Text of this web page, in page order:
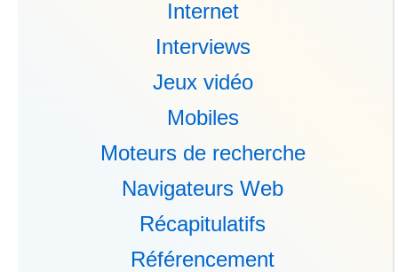
Internet
Interviews
Jeux vidéo
Mobiles
Moteurs de recherche
Navigateurs Web
Récapitulatifs
Référencement